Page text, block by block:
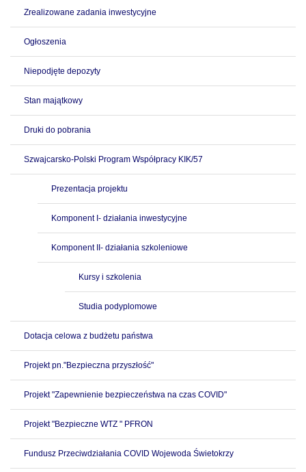
Zrealizowane zadania inwestycyjne
Ogłoszenia
Niepodjęte depozyty
Stan majątkowy
Druki do pobrania
Szwajcarsko-Polski Program Współpracy KIK/57
Prezentacja projektu
Komponent I- działania inwestycyjne
Komponent II- działania szkoleniowe
Kursy i szkolenia
Studia podyplomowe
Dotacja celowa z budżetu państwa
Projekt pn."Bezpieczna przyszłość"
Projekt "Zapewnienie bezpieczeństwa na czas COVID"
Projekt "Bezpieczne WTZ " PFRON
Fundusz Przeciwdziałania COVID Wojewoda Świetokrzy